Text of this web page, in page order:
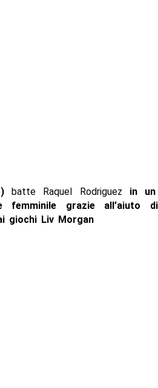
batte Raquel Rodriguez in
femminile grazie
giochi Liv Morgan